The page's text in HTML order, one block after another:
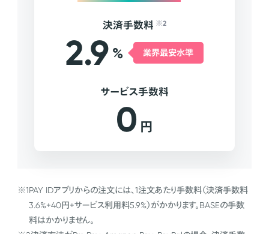
決済手数料 ※2
2.9 % 業界最安水準
サービス手数料
0 円
※1PAY IDアプリからの注文には、1注文あたり手数料（決済手数料
3.6%+40円+サービス利用料5.9%）がかかります。BASEの手数
料はかかりません。